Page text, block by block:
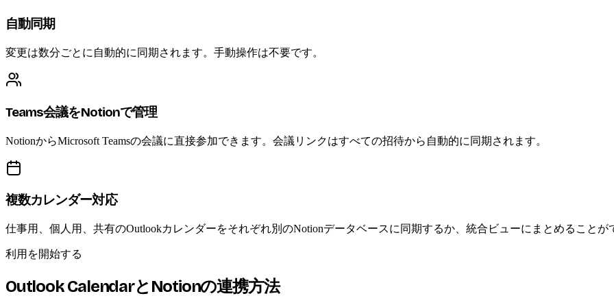
自動同期
変更は数分ごとに自動的に同期されます。手動操作は不要です。
Teams会議をNotionで管理
NotionからMicrosoft Teamsの会議に直接参加できます。会議リンクはすべての招待から自動的に同期されます。
複数カレンダー対応
仕事用、個人用、共有のOutlookカレンダーをそれぞれ別のNotionデータベースに同期するか、統合ビューにまとめることが
利用を開始する
Outlook CalendarとNotionの連携方法